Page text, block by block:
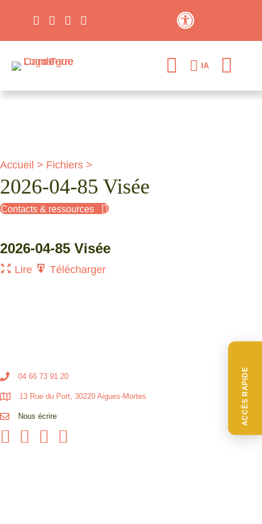
ACCÈS RAPIDE
IA
Accueil > Fichiers >
2026-04-85 Visée
Contacts & ressources
2026-04-85 Visée
Lire Télécharger
04 66 73 91 20
13 Rue du Port, 30220 Aigues-Mortes
Nous écrire